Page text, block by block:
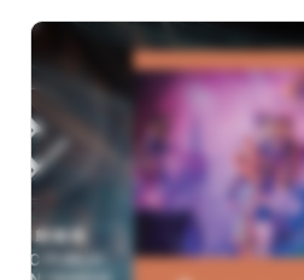
2026 亞太公共圖書館論
壇 開幕式